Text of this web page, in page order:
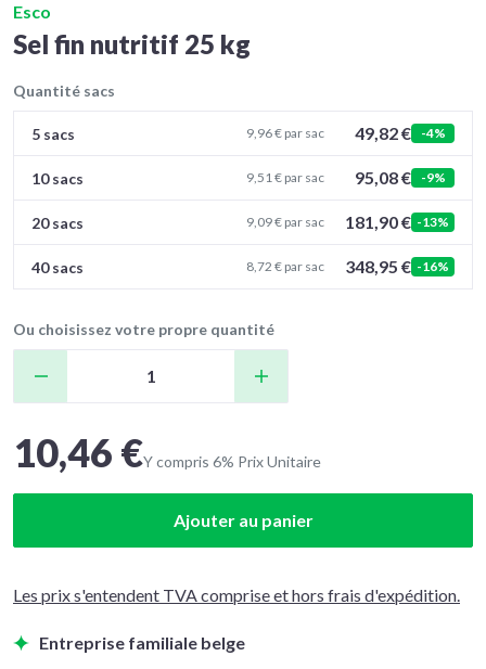
Esco
Sel fin nutritif 25 kg
Quantité sacs
5 sacs 9,96 € par sac 49,82 € -4%
10 sacs 9,51 € par sac 95,08 € -9%
20 sacs 9,09 € par sac 181,90 € -13%
40 sacs 8,72 € par sac 348,95 € -16%
Ou choisissez votre propre quantité
10,46 €Y compris 6% Prix Unitaire
Ajouter au panier
Les prix s'entendent TVA comprise et hors frais d'expédition.
Entreprise familiale belge